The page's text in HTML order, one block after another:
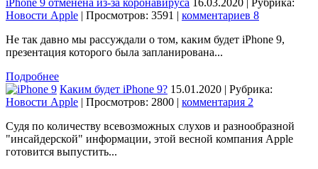
iPhone 9 отменена из-за коронавируса 16.03.2020 | Рубрика:
Новости Apple | Просмотров: 3591 | комментариев 8
Не так давно мы рассуждали о том, каким будет iPhone 9,
презентация которого была запланирована...
Подробнее
Каким будет iPhone 9? 15.01.2020 | Рубрика:
Новости Apple | Просмотров: 2800 | комментария 2
Судя по количеству всевозможных слухов и разнообразной
"инсайдерской" информации, этой весной компания Apple
готовится выпустить...